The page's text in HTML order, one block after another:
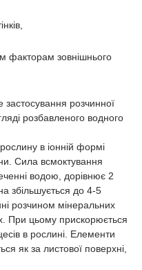
факторам зовнішнього
застосування розчинної
розбавленого водного
в іонній формі
Сила всмоктування
водою, дорівнює 2
збільшується до 4-5
розчином мінеральних
При цьому прискорюється
в рослині. Елементи
як за листової поверхні,